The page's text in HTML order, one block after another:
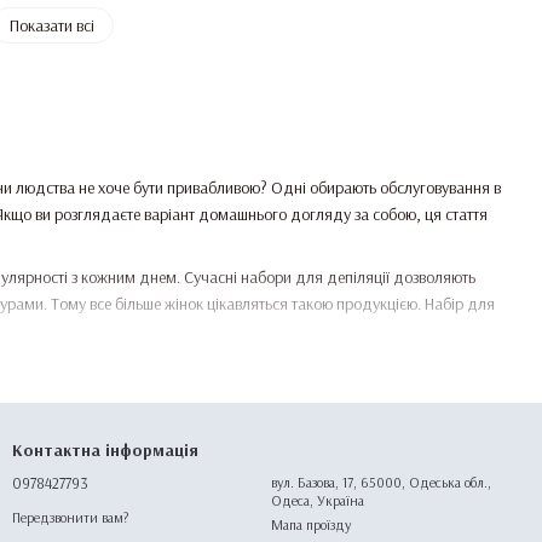
людства не хоче бути привабливою? Одні обирають обслуговування в
ви розглядаєте варіант домашнього догляду за собою, ця стаття
з кожним днем. Сучасні набори для депіляції дозволяють
Тому все більше жінок цікавляться такою продукцією. Набір для
шкіри та цілей:
та заспокійливі засоби після процедури. Чудово підходять для
Показати всі
Контактна інформація
0978427793
Передзвонити вам?
вул. Базова, 17, 65000, Одеська обл.,
Одеса, Україна
Мапа проїзду